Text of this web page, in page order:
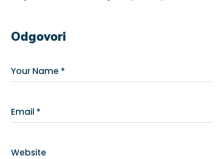
Odgovori
Your Name *
Email *
Website